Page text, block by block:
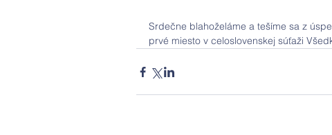
Srdečne blahoželáme a tešíme sa z
prvé miesto v celoslovenskej súťaži